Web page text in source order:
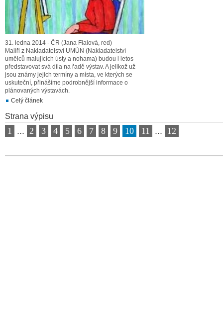
31. ledna 2014 - ČR (Jana Fialová, red)
Malíři z Nakladatelství UMÚN (Nakladatelství
umělců malujících ústy a nohama) budou i letos
představovat svá díla na řadě výstav. A jelikož už
jsou známy jejich termíny a místa, ve kterých se
uskuteční, přinášíme podrobnější informace o
plánovaných výstavách.
Celý článek
Strana výpisu
1 ... 2 3 4 5 6 7 8 9 10 11 ... 12